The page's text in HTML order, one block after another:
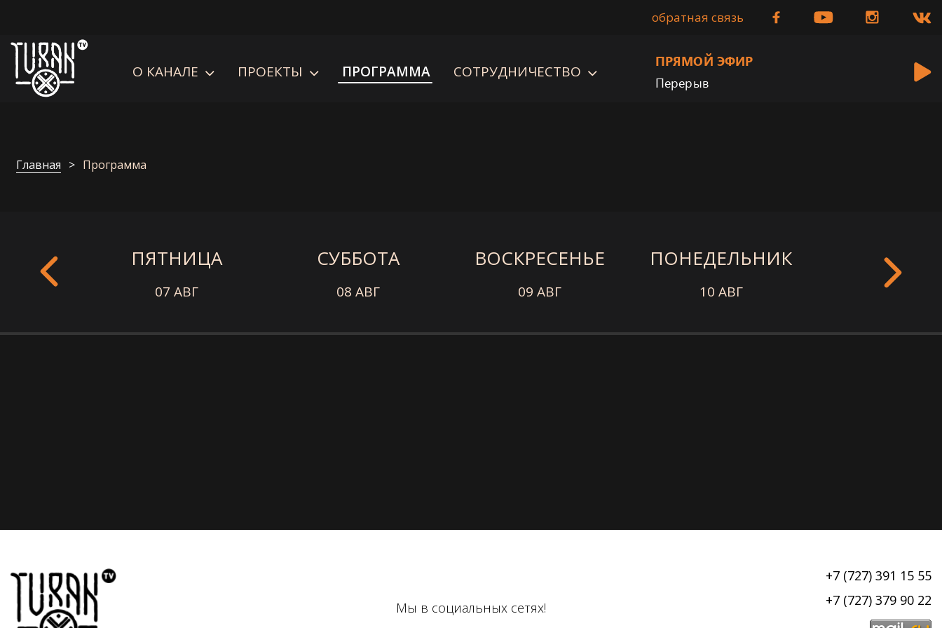
обратная связь
О КАНАЛЕ ПРОЕКТЫ ПРОГРАММА СОТРУДНИЧЕСТВО
ПРЯМОЙ ЭФИР
Перерыв
Главная Программа
ПЯТНИЦА
07 АВГ
СУББОТА
08 АВГ
ВОСКРЕСЕНЬЕ
09 АВГ
ПОНЕДЕЛЬНИК
10 АВГ 11 АВГ
Мы в социальных сетях!
+7 (727) 391 15 55
+7 (727) 379 90 22